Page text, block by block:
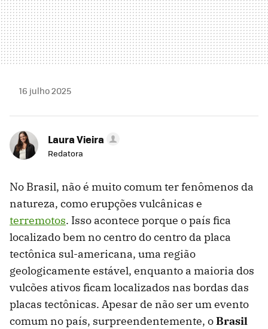
16 julho 2025
Laura Vieira
Redatora
No Brasil, não é muito comum ter fenômenos da
natureza, como erupções vulcânicas e
terremotos. Isso acontece porque o país fica
localizado bem no centro do centro da placa
tectônica sul-americana, uma região
geologicamente estável, enquanto a maioria dos
vulcões ativos ficam localizados nas bordas das
placas tectônicas. Apesar de não ser um evento
comum no país, surpreendentemente, oBrasil